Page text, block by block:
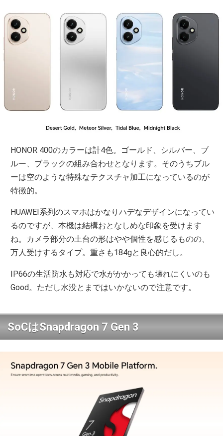
HONOR 400のカラーは計4色。ゴールド、シルバー、ブ
ルー、ブラックの組み合わせとなります。そのうちブル
ーは空のような特殊なテクスチャ加工になっているのが
特徴的。
HUAWEI系列のスマホはかなりハデなデザインになってい
るのですが、本機は結構おとなしめな印象を受けます
ね。カメラ部分の土台の形はやや個性を感じるものの、
万人受けするタイプ。重さも184gと良心的だし。
IP66の生活防水も対応で水がかかっても壊れにくいのも
Good。ただし水没とまではいかないので注意です。
SoCはSnapdragon 7 Gen 3